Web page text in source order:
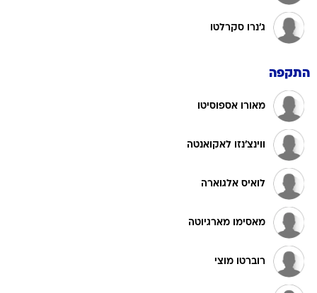
ג'נרו סקרלטו
התקפה
מאורו אספוסיטו
ווינצ'נזו לאקואנטה
לואיס אלגוארה
מאסימו מארגיוטה
רוברטו מוצי